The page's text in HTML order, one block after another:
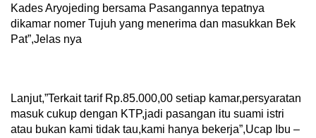
Kades Aryojeding bersama Pasangannya tepatnya
dikamar nomer Tujuh yang menerima dan masukkan Bek
Pat”,Jelas nya
Lanjut,”Terkait tarif Rp.85.000,00 setiap kamar,persyaratan
masuk cukup dengan KTP,jadi pasangan itu suami istri
atau bukan kami tidak tau,kami hanya bekerja”,Ucap Ibu –